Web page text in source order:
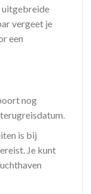
uitgebreide
vergeet je
een
nog
is bij
Je kunt